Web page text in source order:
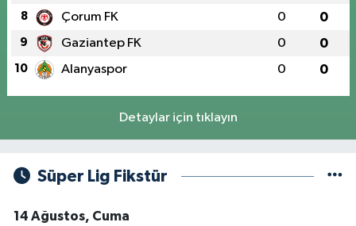
8 Çorum FK 0 0
9 Gaziantep FK 0 0
10 Alanyaspor 0 0
Detaylar için tıklayın
Süper Lig Fikstür
14 Ağustos, Cuma